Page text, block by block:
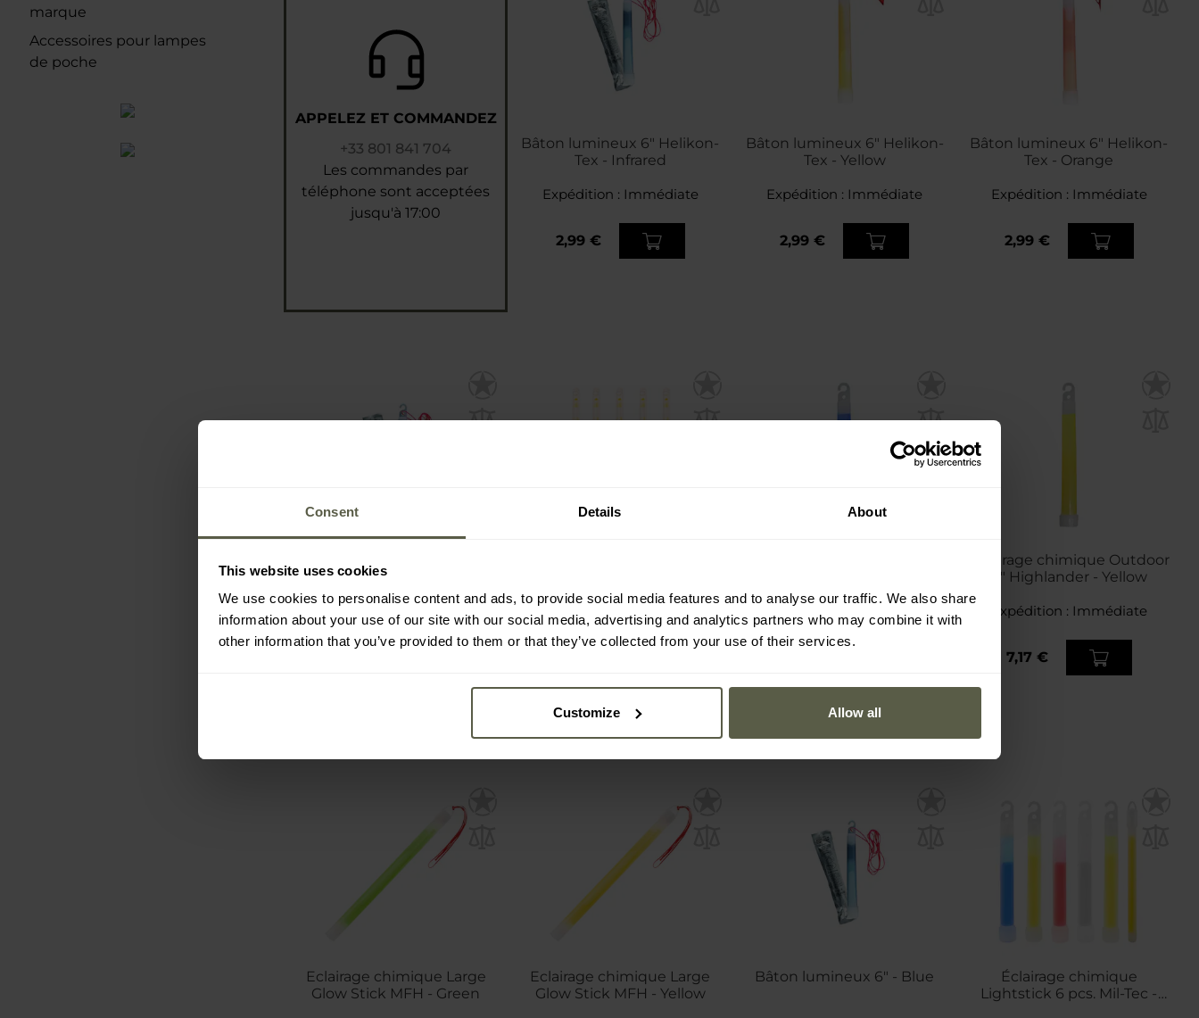
Consent Details About
This website uses cookies
We use cookies to personalise content and ads, to provide social media features and to analyse our traffic. We also share
information about your use of our site with our social media, advertising and analytics partners who may combine it with
other information that you’ve provided to them or that they’ve collected from your use of their services.
Customize Allow all
marque
Accessoires pour lampes
de poche
APPELEZ ET COMMANDEZ
+33 801 841 704
Les commandes par
téléphone sont acceptées
jusqu'à 17:00
Bâton lumineux 6" Helikon-
Tex - Infrared
Expédition : Immédiate
2,99 €
Bâton lumineux 6" Helikon-
Tex - Yellow
Expédition : Immédiate
2,99 €
Bâton lumineux 6" Helikon-
Tex - Orange
Expédition : Immédiate
2,99 €
Tex - Green
Expédition :Immédiate
Expédition :
Immédiate
1,23 €
Expédition :
Immédiate
Eclairage chimique Outdoor
6" Highlander - Yellow
Expédition : Immédiate
7,17 €
Eclairage chimique Large
Glow Stick MFH - Green
Eclairage chimique Large
Glow Stick MFH - Yellow
Bâton lumineux 6" - Blue
Éclairage chimique
Lightstick 6 pcs. Mil-Tec -